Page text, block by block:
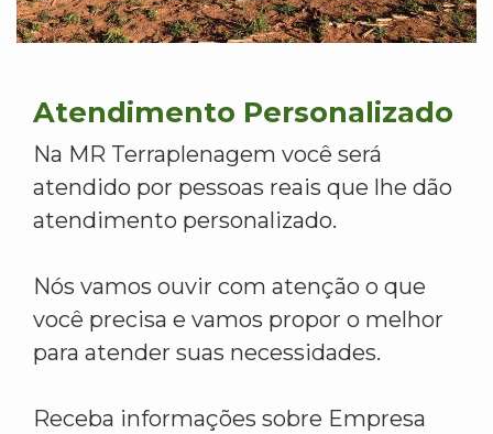
Atendimento Personalizado
Na MR Terraplenagem você será
atendido por pessoas reais que lhe dão
atendimento personalizado.
Nós vamos ouvir com atenção o que
você precisa e vamos propor o melhor
para atender suas necessidades.
Receba informações sobre Empresa